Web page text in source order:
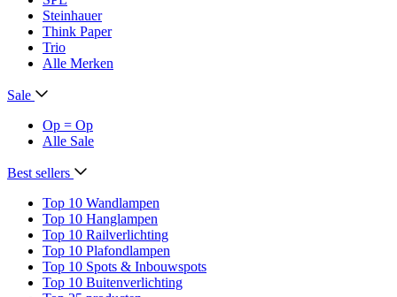
Steinhauer
Think Paper
Trio
Alle Merken
Sale
Op = Op
Alle Sale
Best sellers
Top 10 Wandlampen
Top 10 Hanglampen
Top 10 Railverlichting
Top 10 Plafondlampen
Top 10 Spots & Inbouwspots
Top 10 Buitenverlichting